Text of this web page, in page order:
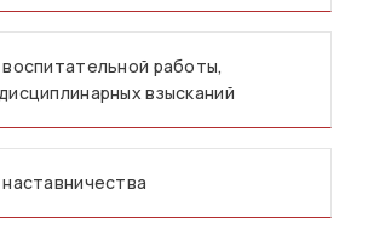
работы,
взысканий